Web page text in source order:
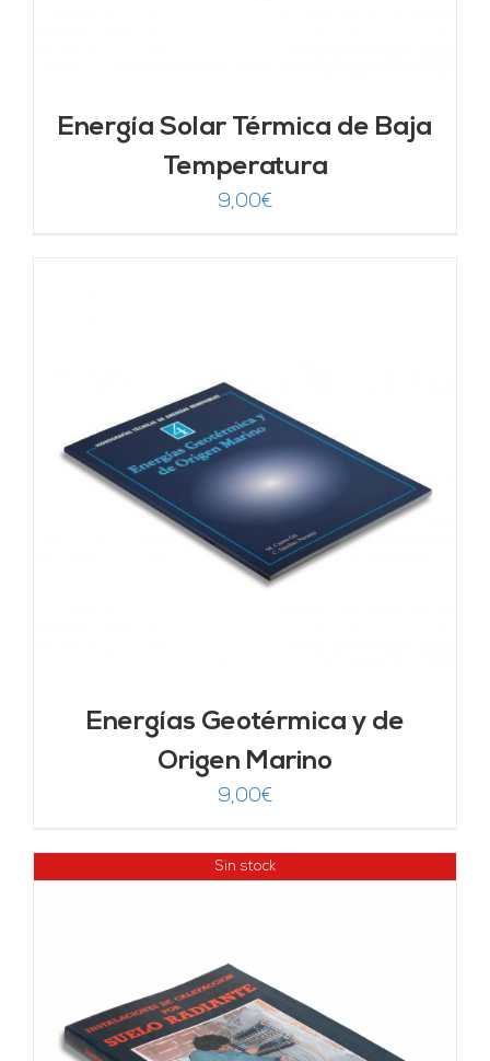
Energía Solar Térmica de Baja
Temperatura
9,00€
Energías Geotérmica y de
Origen Marino
9,00€
Sin stock